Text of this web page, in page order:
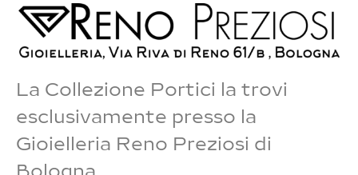
La Collezione Portici la trovi
esclusivamente presso la
Gioielleria Reno Preziosi di